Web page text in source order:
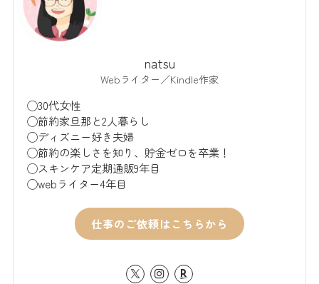
natsu
Webライター／Kindle作家
◯30代女性
◯節約家旦那と2人暮らし
◯ディズニー好き夫婦
◯節約の楽しさを知り、貯金ゼロを卒業！
◯スキンケア定期通販9年目
◯webライター4年目
仕事のご依頼はこちらから